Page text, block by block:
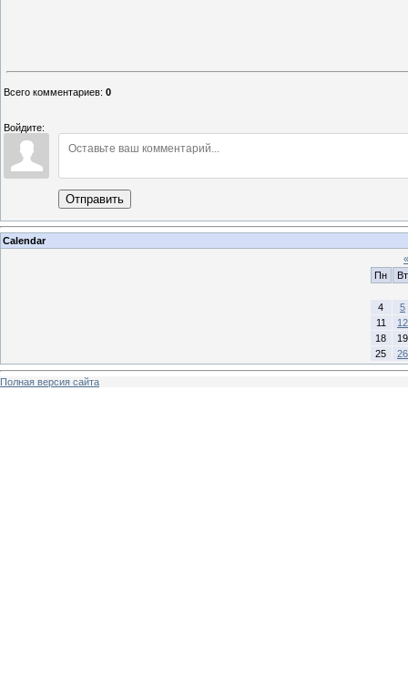
Всего комментариев: 0
Войдите:
Отправить
Calendar
«
Пн
Вт
4
5
11
12
18
19
25
26
Полная версия сайта